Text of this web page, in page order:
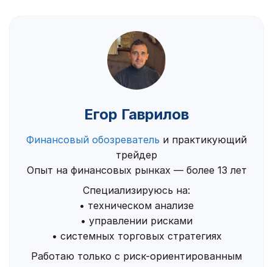
Егор Гаврилов
Финансовый обозреватель и практикующий
трейдер
Опыт на финансовых рынках — более 13 лет
Специализируюсь на:
• техническом анализе
• управлении рисками
• системных торговых стратегиях
Работаю только с риск-ориентированным